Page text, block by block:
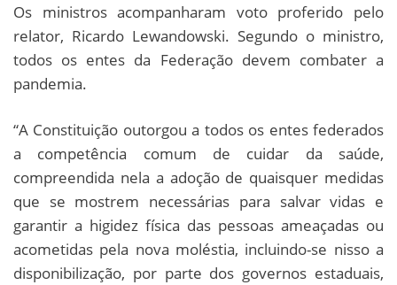
Os ministros acompanharam voto proferido pelo
relator, Ricardo Lewandowski. Segundo o ministro,
todos os entes da Federação devem combater a
pandemia.
“A Constituição outorgou a todos os entes federados
a competência comum de cuidar da saúde,
compreendida nela a adoção de quaisquer medidas
que se mostrem necessárias para salvar vidas e
garantir a higidez física das pessoas ameaçadas ou
acometidas pela nova moléstia, incluindo-se nisso a
disponibilização, por parte dos governos estaduais,